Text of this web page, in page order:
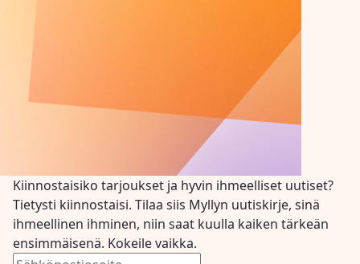
Kiinnostaisiko tarjoukset ja hyvin ihmeelliset uutiset?
Tietysti kiinnostaisi. Tilaa siis Myllyn uutiskirje, sinä
ihmeellinen ihminen, niin saat kuulla kaiken tärkeän
ensimmäisenä. Kokeile vaikka.